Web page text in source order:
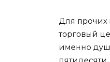
Для прочих
торговый
именно